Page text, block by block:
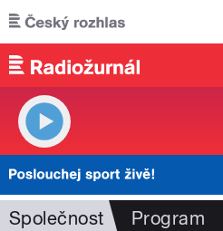
Přejít k hlavnímu obsahu
Společnost Program